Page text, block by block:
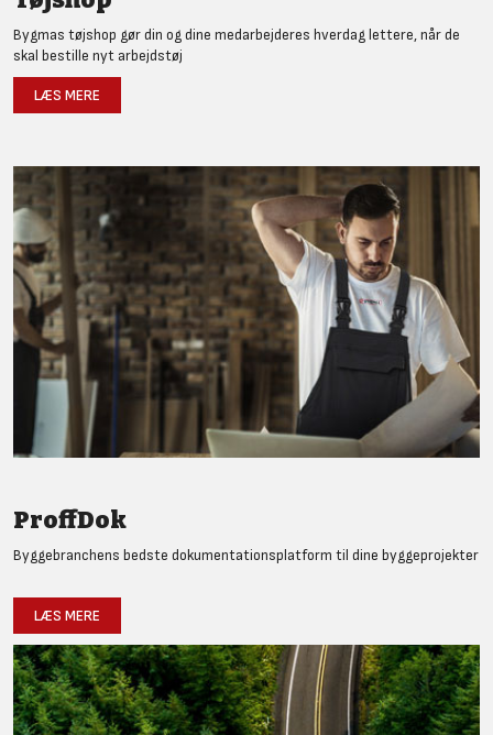
Bygmas tøjshop gør din og dine medarbejderes hverdag lettere, når de
skal bestille nyt arbejdstøj
LÆS MERE
ProffDok
Byggebranchens bedste dokumentationsplatform til dine byggeprojekter
LÆS MERE